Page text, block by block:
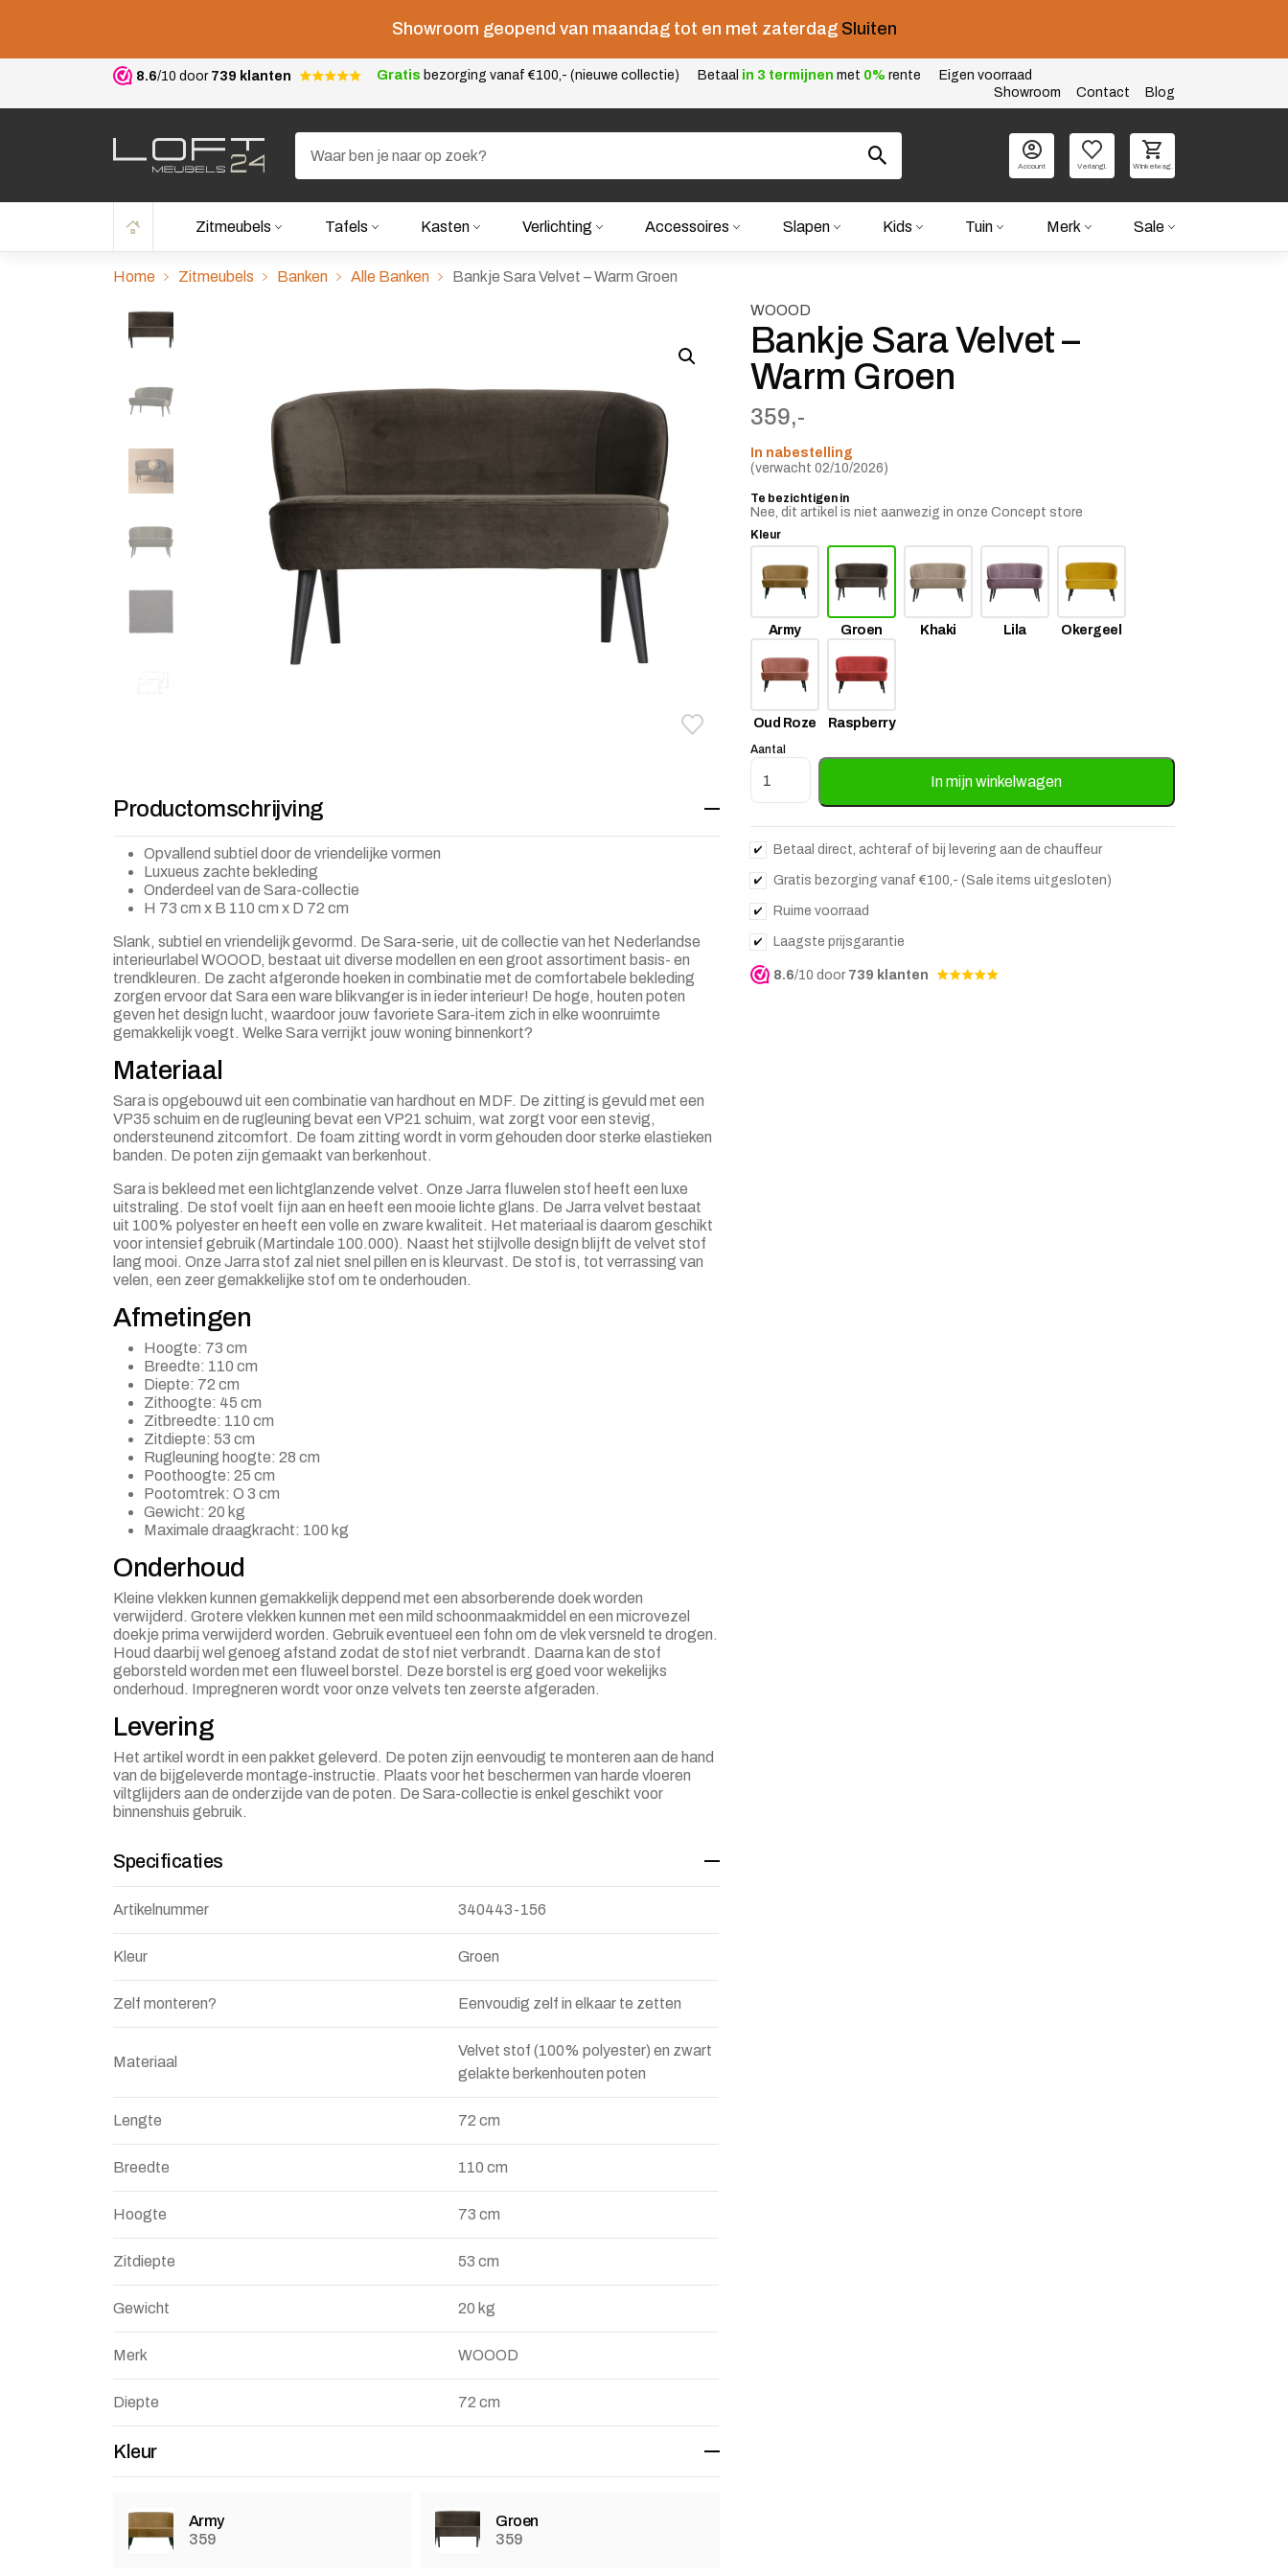
Showroom geopend van maandag tot en met zaterdag Sluiten
8.6/10 door 739 klanten Gratis bezorging vanaf €100,- (nieuwe collectie) Betaal in 3 termijnen met 0% rente
Eigen voorraad
Showroom
Contact Blog
Account Verlangl. Winkelwag.
Zitmeubels Tafels Kasten Verlichting Accessoires Slapen Kids Tuin Merk Sale
Home Zitmeubels Banken Alle Banken Bankje Sara Velvet – Warm Groen
Toevoegen aan verlanglijstje
Verwijderen van verlanglijst
Productomschrijving
Opvallend subtiel door de vriendelijke vormen
Luxueus zachte bekleding
Onderdeel van de Sara-collectie
H 73 cm x B 110 cm x D 72 cm
Slank, subtiel en vriendelijk gevormd. De Sara-serie, uit de collectie van het Nederlandse
interieurlabel WOOOD, bestaat uit diverse modellen en een groot assortiment basis- en
trendkleuren. De zacht afgeronde hoeken in combinatie met de comfortabele bekleding
zorgen ervoor dat Sara een ware blikvanger is in ieder interieur! De hoge, houten poten
geven het design lucht, waardoor jouw favoriete Sara-item zich in elke woonruimte
gemakkelijk voegt. Welke Sara verrijkt jouw woning binnenkort?
Materiaal
Sara is opgebouwd uit een combinatie van hardhout en MDF. De zitting is gevuld met een
VP35 schuim en de rugleuning bevat een VP21 schuim, wat zorgt voor een stevig,
ondersteunend zitcomfort. De foam zitting wordt in vorm gehouden door sterke elastieken
banden. De poten zijn gemaakt van berkenhout.
Sara is bekleed met een lichtglanzende velvet. Onze Jarra fluwelen stof heeft een luxe
uitstraling. De stof voelt fijn aan en heeft een mooie lichte glans. De Jarra velvet bestaat
uit 100% polyester en heeft een volle en zware kwaliteit. Het materiaal is daarom geschikt
voor intensief gebruik (Martindale 100.000). Naast het stijlvolle design blijft de velvet stof
lang mooi. Onze Jarra stof zal niet snel pillen en is kleurvast. De stof is, tot verrassing van
velen, een zeer gemakkelijke stof om te onderhouden.
Afmetingen
Hoogte: 73 cm
Breedte: 110 cm
Diepte: 72 cm
Zithoogte: 45 cm
Zitbreedte: 110 cm
Zitdiepte: 53 cm
Rugleuning hoogte: 28 cm
Poothoogte: 25 cm
Pootomtrek: O 3 cm
Gewicht: 20 kg
Maximale draagkracht: 100 kg
Onderhoud
Kleine vlekken kunnen gemakkelijk deppend met een absorberende doek worden
verwijderd. Grotere vlekken kunnen met een mild schoonmaakmiddel en een microvezel
doekje prima verwijderd worden. Gebruik eventueel een fohn om de vlek versneld te drogen.
Houd daarbij wel genoeg afstand zodat de stof niet verbrandt. Daarna kan de stof
geborsteld worden met een fluweel borstel. Deze borstel is erg goed voor wekelijks
onderhoud. Impregneren wordt voor onze velvets ten zeerste afgeraden.
Levering
Het artikel wordt in een pakket geleverd. De poten zijn eenvoudig te monteren aan de hand
van de bijgeleverde montage-instructie. Plaats voor het beschermen van harde vloeren
viltglijders aan de onderzijde van de poten. De Sara-collectie is enkel geschikt voor
binnenshuis gebruik.
Specificaties
Artikelnummer 340443-156
Kleur Groen
Zelf monteren? Eenvoudig zelf in elkaar te zetten
Materiaal
Velvet stof (100% polyester) en zwart
gelakte berkenhouten poten
Lengte 72 cm
Breedte 110 cm
Hoogte 73 cm
Zitdiepte 53 cm
Gewicht 20 kg
Merk WOOOD
Diepte 72 cm
Kleur
Army
359
Groen
359
WOOOD
Bankje Sara Velvet –
Warm Groen
359,-
In nabestelling
(verwacht 02/10/2026)
Te bezichtigen in
Nee, dit artikel is niet aanwezig in onze Concept store
Kleur
Army Groen Khaki Lila Okergeel
Oud Roze Raspberry
Aantal
Bankje Sara Velvet - Warm Groen aantal
In mijn winkelwagen
Betaal direct, achteraf of bij levering aan de chauffeur
Gratis bezorging vanaf €100,- (Sale items uitgesloten)
Ruime voorraad
Laagste prijsgarantie
8.6/10 door 739 klanten